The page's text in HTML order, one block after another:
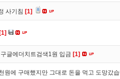
사기침 [1]
[1]
글에더치트검색1원 입금 [1]
원에 구매했지만 그대로 돈을 먹고 도망갔